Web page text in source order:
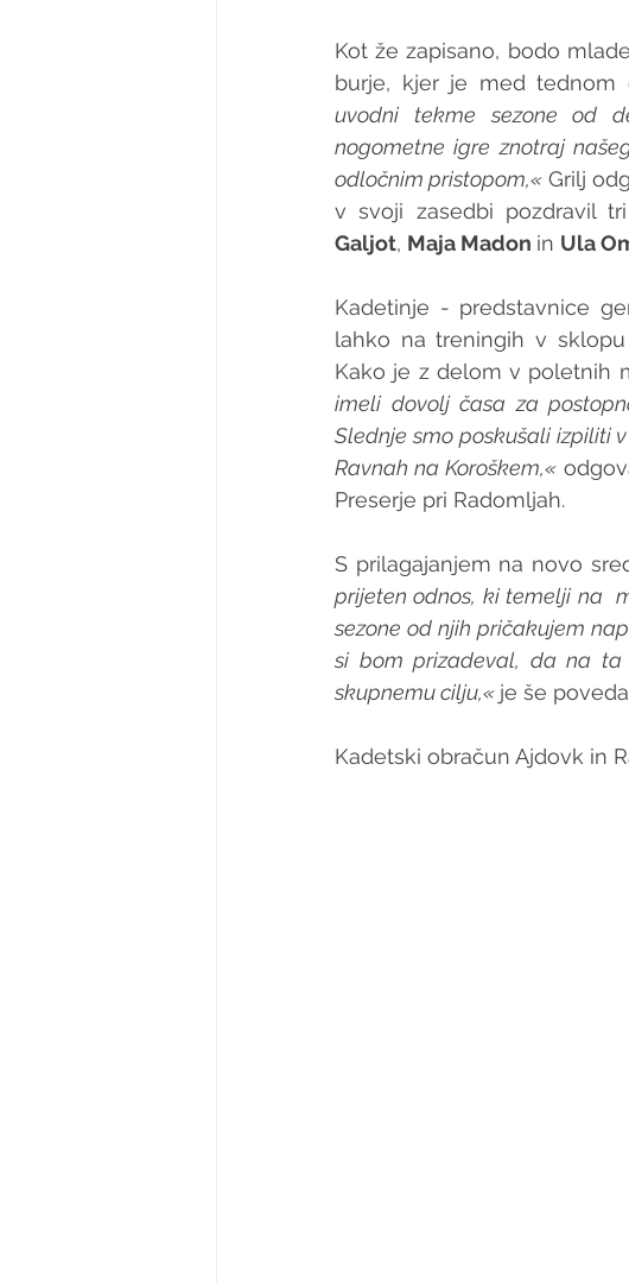
Kot že zapisano, bodo
burje, kjer je med tednom
uvodni tekme sezone od
nogometne igre znotraj
odločnim pristopom,« Grilj
v svoji zasedbi pozdravil
Galjot, Maja Madon in Ula
Kadetinje - predstavnice
lahko na treningih v
Kako je z delom v poletnih
imeli dovolj časa za
Slednje smo poskušali izpiliti
Ravnah na Koroškem,«
Preserje pri Radomljah.
S prilagajanjem na novo
prijeten odnos, ki temelji na
sezone od njih pričakujem
si bom prizadeval, da na
skupnemu cilju,« je še